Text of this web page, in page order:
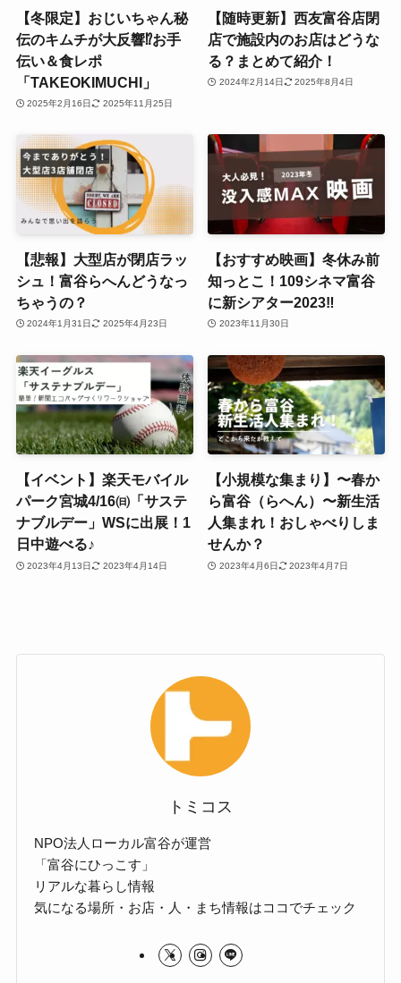
【冬限定】おじいちゃん秘
伝のキムチが大反響⁉お手
伝い＆食レポ
「TAKEOKIMUCHI」
2025年2月16日 2025年11月25日
【随時更新】西友富谷店閉
店で施設内のお店はどうな
る？まとめて紹介！
2024年2月14日 2025年8月4日
【悲報】大型店が閉店ラッ
シュ！富谷らへんどうなっ
ちゃうの？
2024年1月31日 2025年4月23日
【おすすめ映画】冬休み前
知っとこ！109シネマ富谷
に新シアター2023‼
2023年11月30日
【イベント】楽天モバイル
パーク宮城4/16㈰「サステ
ナブルデー」WSに出展！1
日中遊べる♪
2023年4月13日 2023年4月14日
【小規模な集まり】〜春か
ら富谷（らへん）〜新生活
人集まれ！おしゃべりしま
せんか？
2023年4月6日 2023年4月7日
トミコス
NPO法人ローカル富谷が運営
「富谷にひっこす」
リアルな暮らし情報
気になる場所・お店・人・まち情報はココでチェック